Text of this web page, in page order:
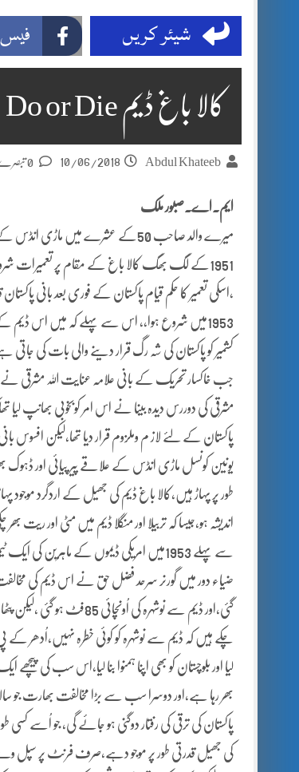
شیئر کریں
کالا باغ ڈیم Do or Die
Abdul Khateeb
10/06/2018
ایم۔اے۔صبور ملک
میرے والد صاحب 50کے عشرے میں
1951کے لگ بھگ کالا باغ کے مقام پر تعمیرات
،اسکی تعمیر کا حکم قیام پاکستان کے فوری بعد بانی
1953میں شروع ہوا،، اس سے پہلے کہ میں اس ڈیم کے
کشمیر کو پاکستان کی شہ رگ قرار دینے والی بات کی
جب خاکسار تحریک کے بانی علامہ عنایت اللہ مشرقی نے
مشرقی کی دوررس دیدہ بینا نے اس امر کوبخوبی بھانپ لیا
پاکستان کے لئے لاز م وملزوم قرار دیا تھا،لیکن افسوس
یونین کونسل ماڑی انڈس کے علاقے پیر پیائی اور
طور پر پہاڑ ہیں،کالا باغ ڈیم کی جھیل کے اردگرد
سے پہلے 1953میں امریکی ڈیموں کے
گئی،اور ڈیم سے نوشہرہ
چکے ہیں کہ ڈیم سے نوشہرہ کو کوئی خطرہ نہیں،اُدھر
لیا اور بلوچستان کو بھی اپنا ہمنوا بنا لیا،اس سب کی
بھر رہا ہے،اور دوسرا سب سے بڑا مخالفت بھارت جو
پاکستان کی ترقی کی رفتار دوگنی ہو جائے گی، جو اُسے کسی
کی جھیل قدرتی طور پر موجو دہے،صرف فرنٹ پر سپل وے